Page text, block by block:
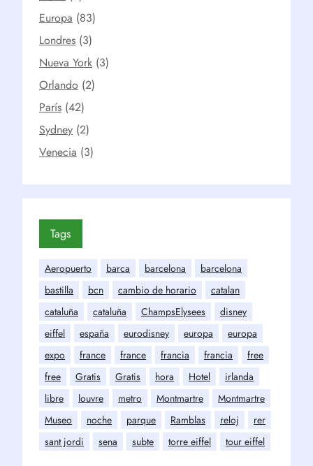
Europa (83)
Londres (3)
Nueva York (3)
Orlando (2)
París (42)
Sydney (2)
Venecia (3)
Tags
Aeropuerto barca barcelona
barcelona
bastilla
bcn cambio de horario
catalan
cataluña
cataluña ChampsElysees
disney
eiffel
españa eurodisney europa
europa
expo
france france francia francia
free
free
Gratis Gratis hora Hotel
irlanda
libre
louvre metro Montmartre
Montmartre
Museo
noche parque Ramblas reloj
rer
sant jordi
sena subte torre eiffel tour eiffel